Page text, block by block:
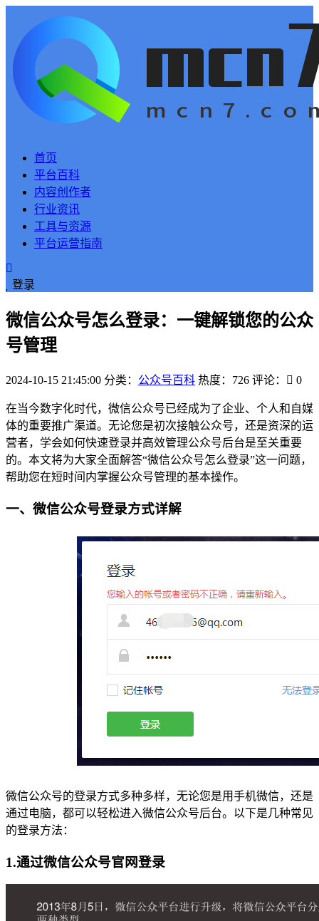
首页
平台百科
内容创作者
行业资讯
工具与资源
平台运营指南
登录
微信公众号怎么登录：一键解锁您的公众
号管理
2024-10-15 21:45:00 分类： 公众号百科 热度：726 评论： 0
在当今数字化时代，微信公众号已经成为了企业、个人和自媒
体的重要推广渠道。无论您是初次接触公众号，还是资深的运
营者，学会如何快速登录并高效管理公众号后台是至关重要
的。本文将为大家全面解答“微信公众号怎么登录”这一问题，
帮助您在短时间内掌握公众号管理的基本操作。
一、微信公众号登录方式详解
微信公众号的登录方式多种多样，无论您是用手机微信，还是
通过电脑，都可以轻松进入微信公众号后台。以下是几种常见
的登录方法：
1.通过微信公众号官网登录